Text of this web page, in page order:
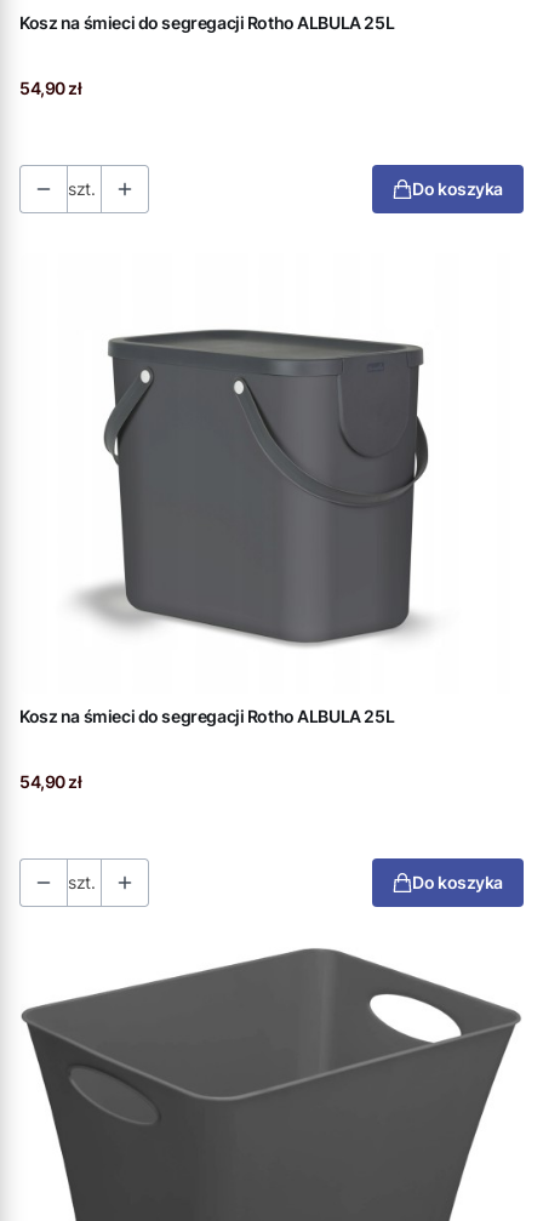
Kosz na śmieci do segregacji Rotho ALBULA 25L
Cena
54,90 zł
szt. Do koszyka
Kosz na śmieci do segregacji Rotho ALBULA 25L
Cena
54,90 zł
szt. Do koszyka